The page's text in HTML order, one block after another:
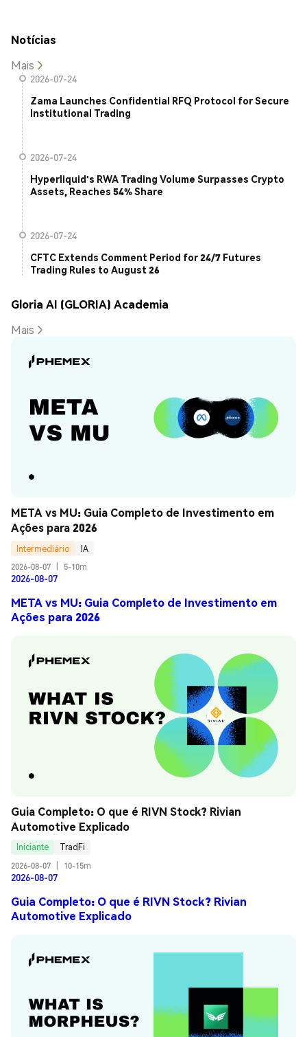
Notícias
Mais
2026-07-24
Zama Launches Confidential RFQ Protocol for Secure
Institutional Trading
2026-07-24
Hyperliquid's RWA Trading Volume Surpasses Crypto
Assets, Reaches 54% Share
2026-07-24
CFTC Extends Comment Period for 24/7 Futures
Trading Rules to August 26
Gloria AI (GLORIA) Academia
Mais
META vs MU: Guia Completo de Investimento em
Ações para 2026
Intermediário
IA
2026-08-07
5-10m
2026-08-07
META vs MU: Guia Completo de Investimento em
Ações para 2026
Guia Completo: O que é RIVN Stock? Rivian
Automotive Explicado
Iniciante
TradFi
2026-08-07
10-15m
2026-08-07
Guia Completo: O que é RIVN Stock? Rivian
Automotive Explicado